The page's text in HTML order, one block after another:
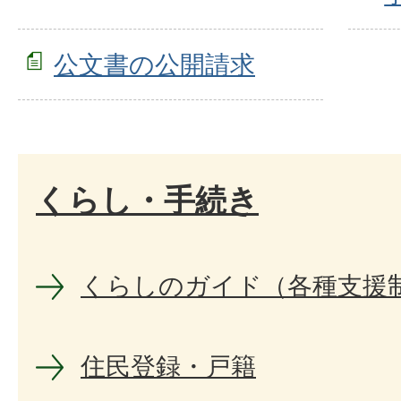
公文書の公開請求
くらし・手続き
くらしのガイド（各種支援
住民登録・戸籍